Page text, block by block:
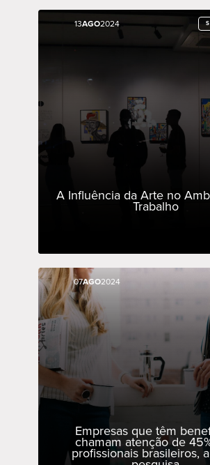
13AGO2024
A Influência da Arte no
Trabalho
13AGO2024
07AGO2024
Empresas que têm
chamam atenção de
profissionais brasileiros,
07AGO2024